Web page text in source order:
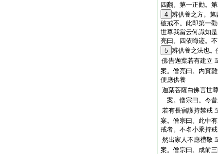
四翻。第一正勸。
4 辨供養之方。
破戒不。此即第一
世尊我當云何識知
亮曰。四依晦迹。
5 辨供養之法也
佛告迦葉若有建立
案。僧亮曰。内實
便應供養
迦葉菩薩白佛言世
案。僧宗曰。今
若有長宿護持禁戒
案。僧宗曰。此中
戒者。不名小乘持
然出家人不應禮敬
案。僧宗曰。成前